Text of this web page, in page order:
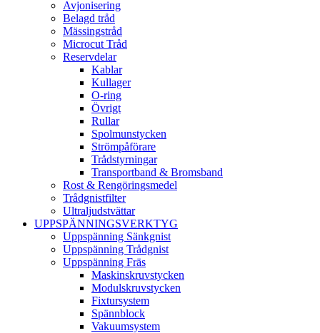
Avjonisering
Belagd tråd
Mässingstråd
Microcut Tråd
Reservdelar
Kablar
Kullager
O-ring
Övrigt
Rullar
Spolmunstycken
Strömpåförare
Trådstyrningar
Transportband & Bromsband
Rost & Rengöringsmedel
Trådgnistfilter
Ultraljudstvättar
UPPSPÄNNINGSVERKTYG
Uppspänning Sänkgnist
Uppspänning Trådgnist
Uppspänning Fräs
Maskinskruvstycken
Modulskruvstycken
Fixtursystem
Spännblock
Vakuumsystem